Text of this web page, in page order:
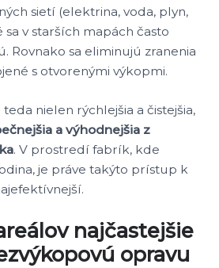
sietí (elektrina, voda, plyn,
v starších mapách často
Rovnako sa eliminujú zranenia
s otvorenými výkopmi.
nielen rýchlejšia a čistejšia,
a výhodnejšia z
. V prostredí fabrík, kde
je práve takýto prístup k
najčastejšie
opravu